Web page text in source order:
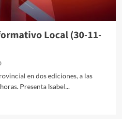
Local (30-11-
en dos ediciones, a las
Presenta Isabel...